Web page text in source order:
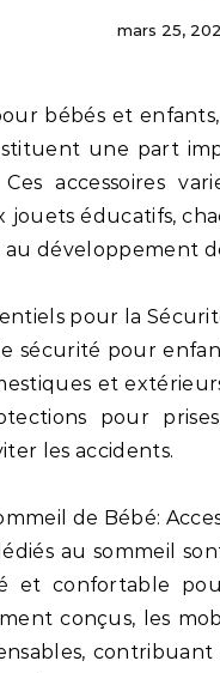
mars 25,
une part
Ces accessoires
éducatifs,
au développement
pour la
sécurité pour
et
pour
les accidents.
de Bébé:
au sommeil
et confortable
conçus, les